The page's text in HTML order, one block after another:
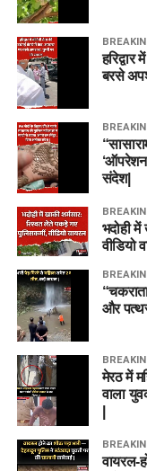
बरसे
‘ऑपरेशन
संदेश|
भदोही
वीडियो
और
मेरठ में
वाला
वायरल-